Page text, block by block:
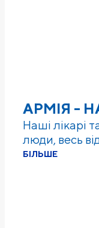
АРМІЯ -
Наші лікарі
люди, весь
БІЛЬШЕ